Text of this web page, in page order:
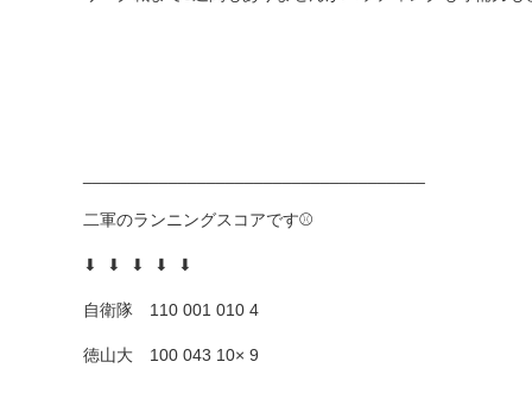
二軍のランニングスコアです⚾️
⬇︎ ⬇︎ ⬇︎ ⬇︎ ⬇︎
自衛隊 110 001 010 4
徳山大 100 043 10× 9